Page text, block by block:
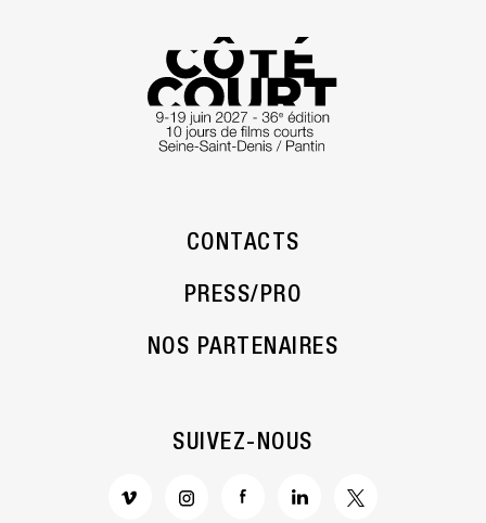
CONTACTS
PRESS/PRO
NOS PARTENAIRES
SUIVEZ-NOUS